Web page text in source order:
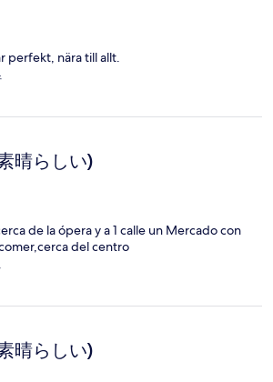
perfekt, nära till allt.
晴らしい)
de la ópera y a 1 calle un Mercado con
del centro
晴らしい)